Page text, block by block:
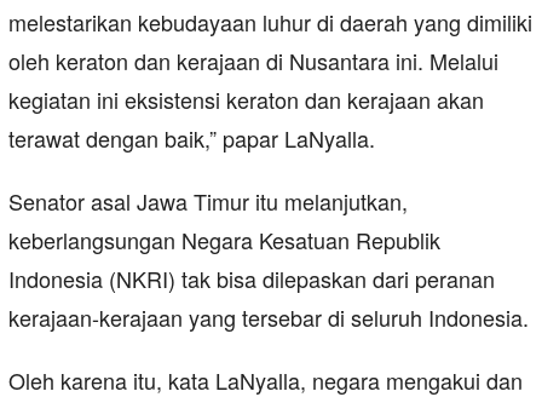
melestarikan kebudayaan luhur di daerah yang dimiliki
oleh keraton dan kerajaan di Nusantara ini. Melalui
kegiatan ini eksistensi keraton dan kerajaan akan
terawat dengan baik,” papar LaNyalla.
Senator asal Jawa Timur itu melanjutkan,
keberlangsungan Negara Kesatuan Republik
Indonesia (NKRI) tak bisa dilepaskan dari peranan
kerajaan-kerajaan yang tersebar di seluruh Indonesia.
Oleh karena itu, kata LaNyalla, negara mengakui dan